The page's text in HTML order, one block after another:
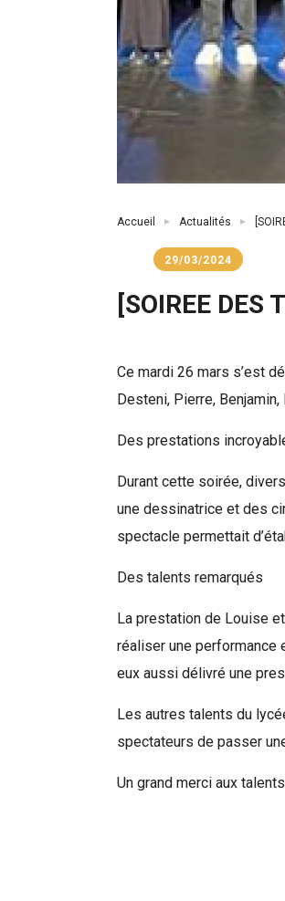
Fil
Accueil Actualités
29/03/2024
[SOIREE
Ce mardi 26 mars s’est
Desteni, Pierre,
Des prestations
Durant cette soirée,
une dessinatrice et des
spectacle permettait
Des talents remarqués
La prestation de Louise
réaliser une performance
eux aussi délivré une
Les autres talents du
spectateurs de passer
Un grand merci aux